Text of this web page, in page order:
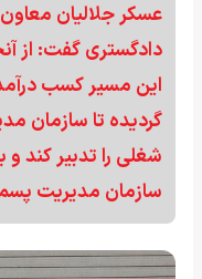
عسکر جلالیان
دادگستری گفت: از
این مسیر کسب
گردیده تا سازمان
سازمان مدیریت